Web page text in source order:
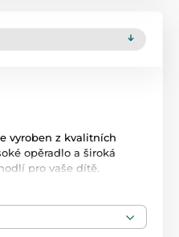
vyroben z kvalitních
opěradlo a široká
pro vaše dítě.
plastu